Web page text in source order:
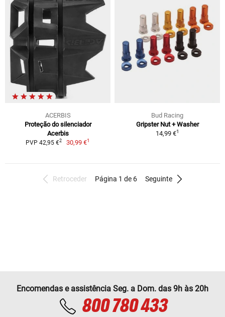
ACERBIS
Proteção do silenciador
Acerbis
PVP 42,95 €2 30,99 €1
Bud Racing
Gripster Nut + Washer
14,99 €1
Retroceder Página 1 de 6 Seguinte
Encomendas e assistência Seg. a Dom. das 9h às 20h
800 780 433